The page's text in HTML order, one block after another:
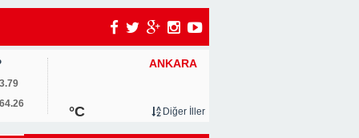
ANKARA
°C Diğer İller